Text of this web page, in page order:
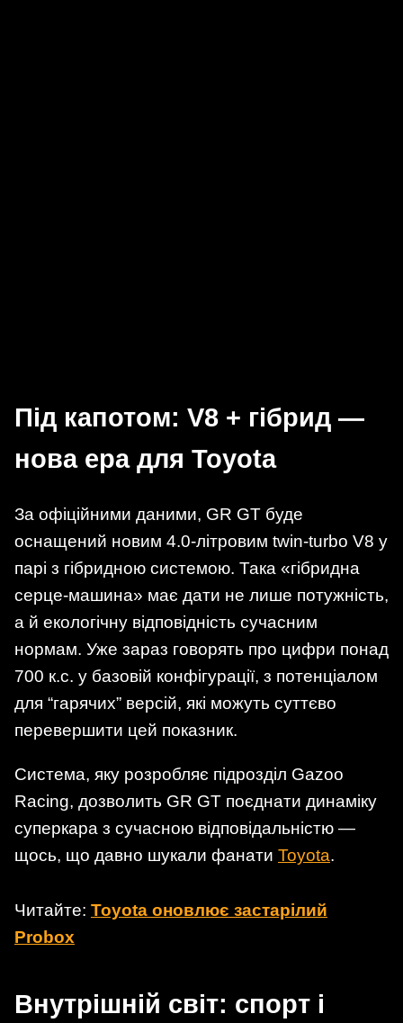
Під капотом: V8 + гібрид —
нова ера для Toyota
За офіційними даними, GR GT буде
оснащений новим 4.0-літровим twin-turbo V8 у
парі з гібридною системою. Така «гібридна
серце-машина» має дати не лише потужність,
а й екологічну відповідність сучасним
нормам. Уже зараз говорять про цифри понад
700 к.с. у базовій конфігурації, з потенціалом
для “гарячих” версій, які можуть суттєво
перевершити цей показник.
Cистема, яку розробляє підрозділ Gazoo
Racing, дозволить GR GT поєднати динаміку
суперкара з сучасною відповідальністю —
щось, що давно шукали фанати Toyota.
Читайте: Toyota оновлює застарілий
Probox
Внутрішній світ: спорт і